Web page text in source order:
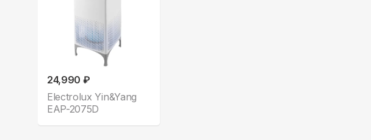
24,990 ₽
Electrolux Yin&Yang
EAP-2075D